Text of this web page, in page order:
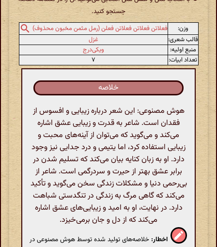
جستجو کنید.
وزن:
فعلاتن فعلاتن فعلاتن فعلن (رمل مثمن مخبون محذوف)
قالب شعری:
غزل
منبع اولیه:
ویکی‌درج
تعداد ابیات:
۷
خلاصه
هوش مصنوعی: این شعر درباره زیبایی و افسوس از
فقدان است. شاعر به قدرت و زیبایی عشق اشاره
می‌کند و می‌گوید که می‌توان از آینه‌های محبت و
زیبایی استفاده کرد، اما یتیمی و درد جدایی نیز وجود
دارد. او به زبان کنایه بیان می‌کند که تسلیم شدن در
برابر عشق بهتر از حیرت و سردرگمی است. شاعر از
بی‌رحمی دنیا و مشکلات زندگی سخن می‌گوید و تأکید
می‌کند که گاهی مرگ به زندگی در تنگدستی شباهت
دارد. در نهایت، او به امید و زیبایی‌های عشق اشاره
می‌کند که از دل و جان برمی‌خیزد.
اخطار: خلاصه‌های تولید شده توسط هوش مصنوعی در